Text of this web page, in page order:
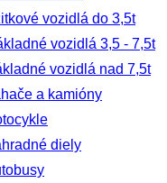
vozidlá do 3,5t
vozidlá 3,5 - 7,5t
vozidlá nad 7,5t
a kamióny
diely
diely
skútre, štvorkolky
autokaravany / bufety
vozidlá / stroje